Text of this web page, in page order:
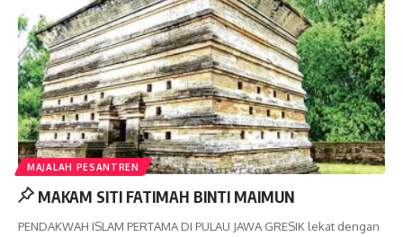
MAJALAH PESANTREN
MAKAM SITI FATIMAH BINTI MAIMUN
PENDAKWAH ISLAM PERTAMA DI PULAU JAWA GRESIK lekat dengan